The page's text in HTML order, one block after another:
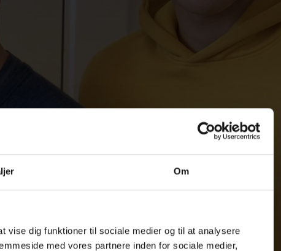
Om
vise dig funktioner til sociale medier og til at analysere
med vores partnere inden for sociale medier,